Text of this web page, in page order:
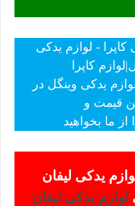
- لوازم یدکی
کاپرا
یدکی وینگل در
قیمت و
ما بخواهید
یدکی لیفان
لوازم یدکی لیفان